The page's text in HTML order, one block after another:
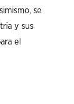
se
y sus
el